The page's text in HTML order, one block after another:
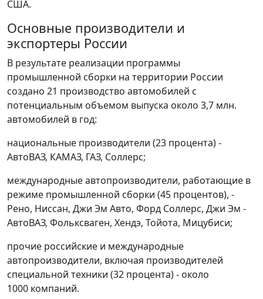
США.
Основные производители и
экспортеры России
В результате реализации программы
промышленной сборки на территории России
создано 21 производство автомобилей с
потенциальным объемом выпуска около 3,7 млн.
автомобилей в год:
национальные производители (23 процента) -
АвтоВАЗ, КАМАЗ, ГАЗ, Соллерс;
международные автопроизводители, работающие в
режиме промышленной сборки (45 процентов), -
Рено, Ниссан, Джи Эм Авто, Форд Соллерс, Джи Эм -
АвтоВАЗ, Фольксваген, Хендэ, Тойота, Мицубиси;
прочие российские и международные
автопроизводители, включая производителей
специальной техники (32 процента) - около
1000 компаний.